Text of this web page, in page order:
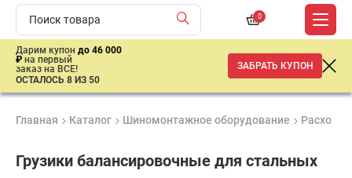
0
Дарим купон до 46 000
₽ на первый
заказ на ВСЕ!
ОСТАЛОСЬ 8 ИЗ 50
ЗАБРАТЬ КУПОН
Главная Каталог Шиномонтажное оборудование
Грузики балансировочные для стальных